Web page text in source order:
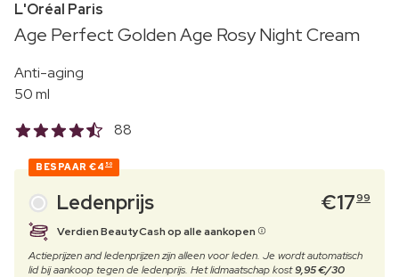
L'Oréal Paris
Age Perfect Golden Age Rosy Night Cream
Anti-aging
50 ml
88
BESPAAR €4 50
Ledenprijs €1799
Verdien BeautyCash op alle aankopen
Actieprijzen and ledenprijzen zijn alleen voor leden. Je wordt automatisch
lid bij aankoop tegen de ledenprijs. Het lidmaatschap kost9,95 €/30